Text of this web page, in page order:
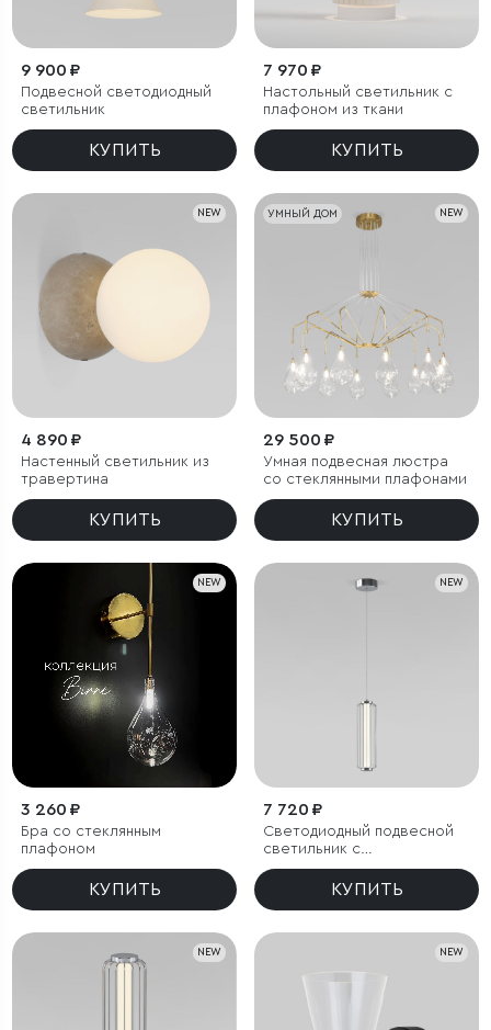
9 900 ₽
Подвесной светодиодный
светильник
КУПИТЬ
7 970 ₽
Настольный светильник с
плафоном из ткани
КУПИТЬ
NEW
4 890 ₽
Настенный светильник из
травертина
КУПИТЬ
УМНЫЙ ДОМ NEW
29 500 ₽
Умная подвесная люстра
со стеклянными плафонами
КУПИТЬ
NEW
3 260 ₽
Бра со стеклянным
плафоном
КУПИТЬ
NEW
7 720 ₽
Светодиодный подвесной
светильник с
регулировкой высоты
КУПИТЬ
NEW NEW